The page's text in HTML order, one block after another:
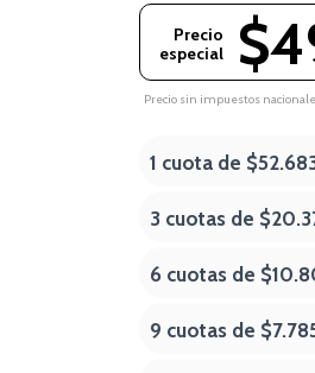
Precio
especial
Precio sin impuestos
1 cuota de
3 cuotas de
6 cuotas de
9 cuotas de